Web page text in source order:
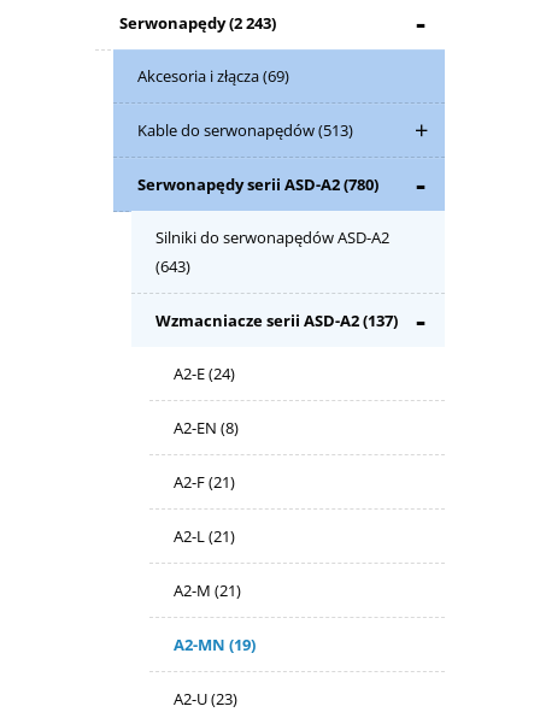
Serwonapędy(2 243)
Akcesoria i złącza(69)
Kable do serwonapędów(513)
Serwonapędy serii ASD-A2(780)
Silniki do serwonapędów ASD-A2
(643)
Wzmacniacze serii ASD-A2(137)
A2-E(24)
A2-EN (8)
A2-F(21)
A2-L(21)
A2-M (21)
A2-MN (19)
A2-U(23)